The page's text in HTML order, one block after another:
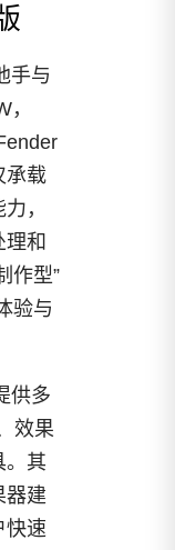
手与
承载
，
和
作型”
验与
供多
效果
。其
器建
快速